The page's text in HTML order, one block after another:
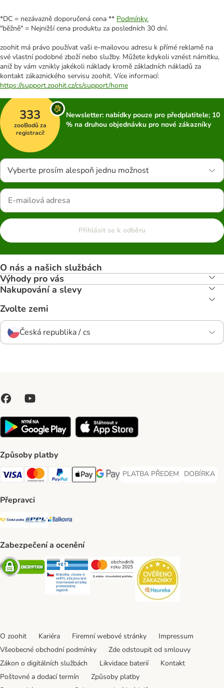
*DC = nezávazně doporučená cena ** Podmínky.
"běžně" = Nejnižší cena produktu za posledních 30 dní.
zoohit má právo používat vaši e-mailovou adresu k přímé reklamě na
své vlastní podobné zboží nebo služby. Můžete kdykoli vznést námitku,
aniž by vám vznikly jakékoli náklady kromě základních nákladů za
kontakt zákaznického servisu zoohit. Více informací:
https://support.zoohit.cz/cs/support/home
333
zooBodů za
registraci!
Newsletter: nabídky pouze pro předplatitele; 10
% na druhou objednávku pro nové zákazníky
Vyberte prosím alespoň jednu možnost
Přihlásit se k odběru
O nás a našich službách
Výhody pro vás
Nakupování a slevy
Zvolte zemi
Česká republika / cs
Způsoby platby
Visa Payment Method
Mastercard Payment Method
PayPal Payment Method
Apple pay Payment Method
GooglePay Payment Method
PLATBA PŘEDEM
PLATBA PŘEDEM Payment
DOBÍRKA
DOBÍRKA
Přepravci
Česká pošta Shipping Method
PPL Shipping Method
Balíkovna Shipping Method
Zabezpečení a ocenění
Security Security Security
O zoohit Kariéra Firemní webové stránky
Impressum
Všeobecné obchodní podmínky
Zde odstoupit od smlouvy
Zákon o digitálních službách
Likvidace baterií
Kontakt
Poštovné a dodací termín
Způsoby platby